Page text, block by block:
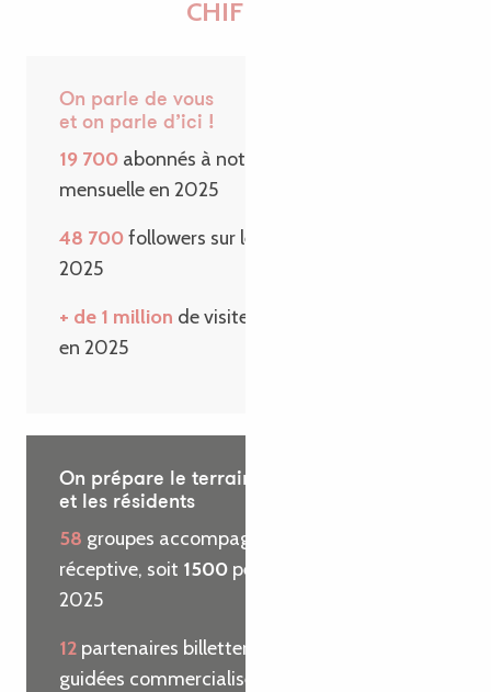
CHIFFRES
On parle de vous
et on parle d’ici !
19 700 abonnés à notre Newsletter
mensuelle en 2025
48 700followers sur les réseaux sociaux en
2025
+ de 1 million de visiteurs sur le site internet
en 2025
On prépare le terrain pour les visiteurs
et les résidents
58 groupes accompagnés par l’agence
réceptive, soit 1500 personnes reçues en
2025
12 partenaires billetterie et
guidées commercialisées pour le compte